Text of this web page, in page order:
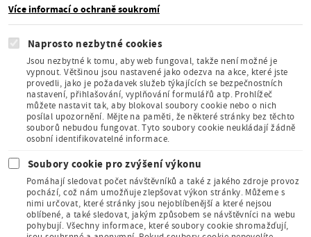
Stálá expozice pod
záštitou České
komise pro UNESCO
Člen Asociace
muzeí a galerií
České
Více informací o ochraně soukromí
Naprosto nezbytné cookies
Jsou nezbytné k tomu, aby web fungoval, takže není možné je
vypnout. Většinou jsou nastavené jako odezva na akce, které jste
provedli, jako je požadavek služeb týkajících se bezpečnostních
nastavení, přihlašování, vyplňování formulářů atp. Prohlížeč
můžete nastavit tak, aby blokoval soubory cookie nebo o nich
posílal upozornění. Mějte na paměti, že některé stránky bez těchto
souborů nebudou fungovat. Tyto soubory cookie neukládají žádně
osobní identifikovatelné informace.
Soubory cookie pro zvýšení výkonu
Pomáhají sledovat počet návštěvníků a také z jakého zdroje provoz
pochází, což nám umožňuje zlepšovat výkon stránky. Můžeme s
nimi určovat, které stránky jsou nejoblíbenější a které nejsou
oblíbené, a také sledovat, jakým způsobem se návštěvníci na webu
pohybují. Všechny informace, které soubory cookie shromažďují,